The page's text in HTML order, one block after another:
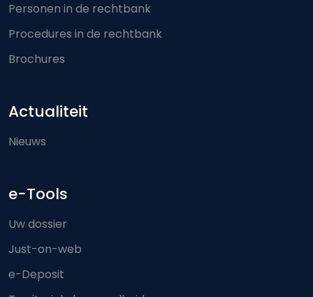
Personen in de rechtbank
Procedures in de rechtbank
Brochures
Actualiteit
Nieuws
e-Tools
Uw dossier
Just-on-web
e-Deposit